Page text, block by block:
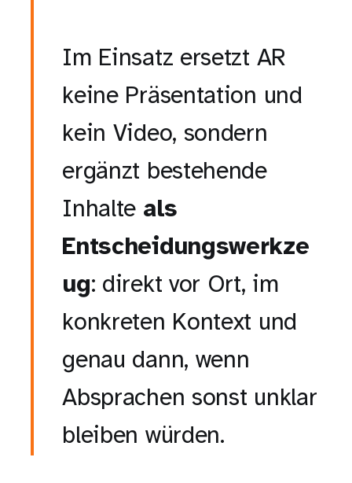
Im Einsatz ersetzt AR
keine Präsentation und
kein Video, sondern
ergänzt bestehende
Inhalte als
Entscheidungswerkze
ug: direkt vor Ort, im
konkreten Kontext und
genau dann, wenn
Absprachen sonst unklar
bleiben würden.